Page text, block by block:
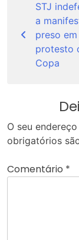
Post
STJ
a
preso em
protesto
Copa
O seu
obrigatórios
Comentário *